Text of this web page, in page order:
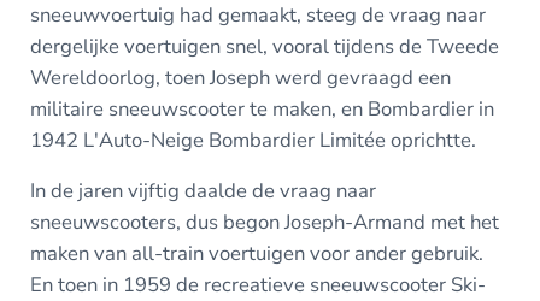
sneeuwvoertuig had gemaakt, steeg de vraag naar
dergelijke voertuigen snel, vooral tijdens de Tweede
Wereldoorlog, toen Joseph werd gevraagd een
militaire sneeuwscooter te maken, en Bombardier in
1942 L'Auto-Neige Bombardier Limitée oprichtte.
In de jaren vijftig daalde de vraag naar
sneeuwscooters, dus begon Joseph-Armand met het
maken van all-train voertuigen voor ander gebruik.
En toen in 1959 de recreatieve sneeuwscooter Ski-